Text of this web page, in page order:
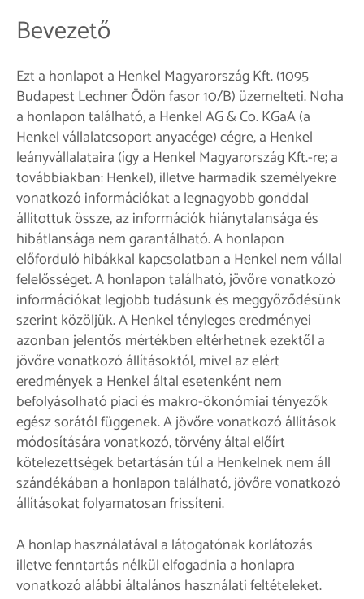
Bevezető
Ezt a honlapot a Henkel Magyarország Kft. (1095
Budapest Lechner Ödön fasor 10/B) üzemelteti. Noha
a honlapon található, a Henkel AG & Co. KGaA (a
Henkel vállalatcsoport anyacége) cégre, a Henkel
leányvállalataira (így a Henkel Magyarország Kft.-re; a
továbbiakban: Henkel), illetve harmadik személyekre
vonatkozó információkat a legnagyobb gonddal
állítottuk össze, az információk hiánytalansága és
hibátlansága nem garantálható. A honlapon
előforduló hibákkal kapcsolatban a Henkel nem vállal
felelősséget. A honlapon található, jövőre vonatkozó
információkat legjobb tudásunk és meggyőződésünk
szerint közöljük. A Henkel tényleges eredményei
azonban jelentős mértékben eltérhetnek ezektől a
jövőre vonatkozó állításoktól, mivel az elért
eredmények a Henkel által esetenként nem
befolyásolható piaci és makro-ökonómiai tényezők
egész sorától függenek. A jövőre vonatkozó állítások
módosítására vonatkozó, törvény által előírt
kötelezettségek betartásán túl a Henkelnek nem áll
szándékában a honlapon található, jövőre vonatkozó
állításokat folyamatosan frissíteni.
A honlap használatával a látogatónak korlátozás
illetve fenntartás nélkül elfogadnia a honlapra
vonatkozó alábbi általános használati feltételeket.